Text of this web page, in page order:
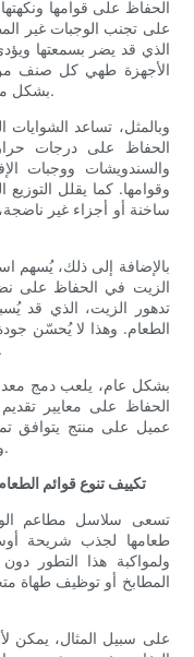
الحفاظ على قوامها
على تجنب الوجبات غير
الذي قد يضر بسمعتها
الأجهزة طهي كل صنف من
بشكل متكرر، بغض النظر عن الموظف الذي يشغلها.
وبالمثل، تساعد
الحفاظ على درجات
والسندويشات ووجبات
وقوامها. كما يقلل
ساخنة أو أجزاء غير
بالإضافة إلى ذلك، يُسهم
الزيت في الحفاظ على
تدهور الزيت، الذي قد
الطعام. وهذا لا يُحسّن
زيت الطهي، مما يُساهم في خفض التكاليف.
بشكل عام، يلعب دمج
الحفاظ على معايير
عميل على منتج يتوافق
ولاء العملاء ويقوي مكانة المطعم في السوق.
تكييف تنوع قوائم
تسعى سلاسل مطاعم
طعامها لجذب شريحة أوسع
ولمواكبة هذا التطور
المطابخ أو توظيف طهاة
على سبيل المثال، يمكن